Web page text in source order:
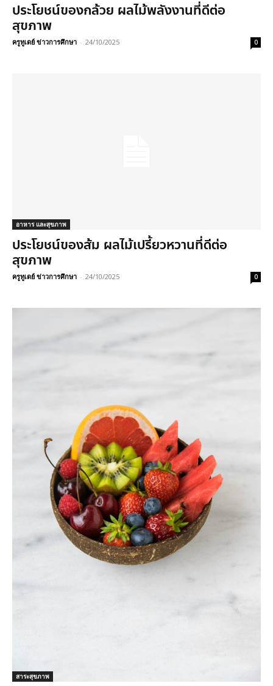
ประโยชน์ของกล้วย ผลไม้พลังงานที่ดีต่อ
สุขภาพ
ครูทูเดย์ ข่าวการศึกษา - 24/10/2025 0
อาหาร และสุขภาพ
ประโยชน์ของส้ม ผลไม้เปรี้ยวหวานที่ดีต่อ
สุขภาพ
ครูทูเดย์ ข่าวการศึกษา - 24/10/2025 0
สาระสุขภาพ